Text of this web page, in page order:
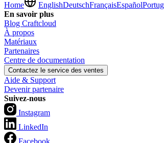
Home
EnglishDeutschFrançaisEspañol
En savoir plus
Blog Craftcloud
À propos
Matériaux
Partenaires
Centre de documentation
Contactez le service des ventes
Aide & Support
Devenir partenaire
Suivez-nous
Instagram
LinkedIn
Facebook